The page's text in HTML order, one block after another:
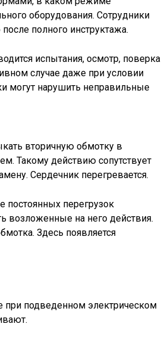
оборудования. Сотрудники
полного инструктажа.
испытания, осмотр, поверка
случае даже при условии
могут нарушить неправильные
вторичную обмотку в
Такому действию сопутствует
Сердечник перегревается.
перегрузок
возложенные на него действия.
Здесь появляется
подведенном электрическом